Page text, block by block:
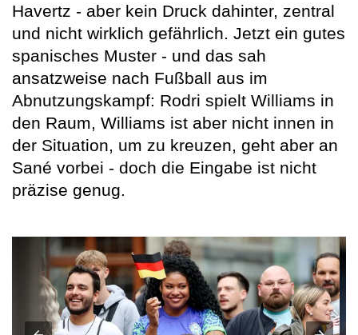
Havertz - aber kein Druck dahinter, zentral
und nicht wirklich gefährlich. Jetzt ein gutes
spanisches Muster - und das sah
ansatzweise nach Fußball aus im
Abnutzungskampf: Rodri spielt Williams in
den Raum, Williams ist aber nicht innen in
der Situation, um zu kreuzen, geht aber an
Sané vorbei - doch die Eingabe ist nicht
präzise genug.